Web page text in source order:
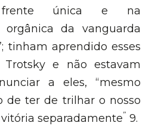
única e na
orgânica da vanguarda
tinham aprendido esses
e não estavam
a eles, “mesmo
de ter de trilhar o nosso
separadamente” 9.